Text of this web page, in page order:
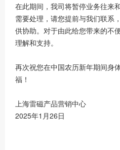
在此期间，我司将暂停业务往来
需要处理，请您提前与我们联系
供协助。对于由此给您带来的不
理解和支持。
再次祝您在中国农历新年期间身
福！
上海雷磁产品营销中心
2025年1月26日